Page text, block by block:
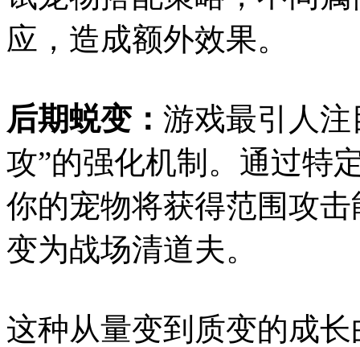
应，造成额外效果。
后期蜕变： 游戏最引人
攻”的强化机制。通过特
你的宠物将获得范围攻
变为战场清道夫。
这种从量变到质变的成